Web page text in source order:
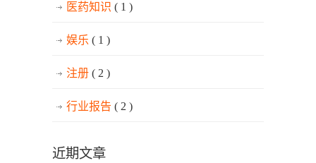
医药知识 ( 1 )
娱乐 ( 1 )
注册 ( 2 )
行业报告 ( 2 )
近期文章